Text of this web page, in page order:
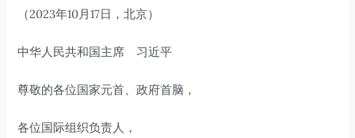
（2023年10月17日，北京）
中华人民共和国主席 习近平
尊敬的各位国家元首、政府首脑，
各位国际组织负责人，